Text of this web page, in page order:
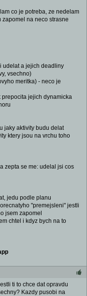
co je potreba, ze nedelam
zapomel na neco strasne
udelat a jejich deadliny
vsechno)
meritka) - neco je
prepocita jejich dynamicka
jaky aktivity budu delat
ktery jsou na vrchu toho
zepta se me: udelal jsi cos
jedu podle planu
"premejsleni" jestli
jsem zapomel
chtel i kdyz bych na to
ti to chce dat opravdu
Kazdy pusobi na